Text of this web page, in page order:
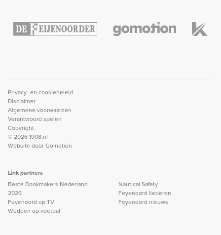
Privacy- en cookiebeleid
Disclaimer
Algemene voorwaarden
Verantwoord spelen
Copyright
© 2026 1908.nl
Website doorGomotion
Link partners
Beste Bookmakers Nederland
2026
Feyenoord op TV
Wedden op voetbal
Nautical Safety
Feyenoord liederen
Feyenoord nieuws